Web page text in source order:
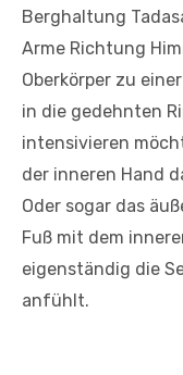
Berghaltung
Arme Richtung
Oberkörper zu
in die gedehnten
intensivieren
der inneren Hand
Oder sogar das
Fuß mit dem
eigenständig die
anfühlt.